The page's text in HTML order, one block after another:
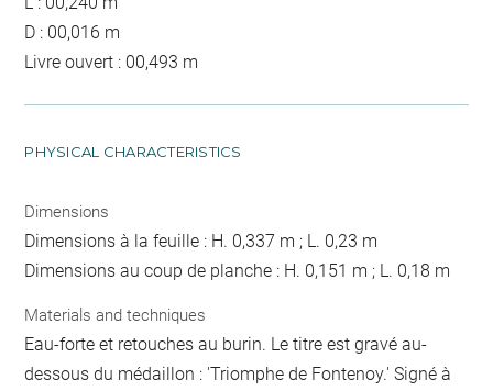
D : 00,016 m
Livre ouvert : 00,493 m
PHYSICAL CHARACTERISTICS
Dimensions
Dimensions à la feuille : H. 0,337 m ; L. 0,23 m
Dimensions au coup de planche : H. 0,151 m ; L. 0,18 m
Materials and techniques
Eau-forte et retouches au burin. Le titre est gravé au-
dessous du médaillon : 'Triomphe de Fontenoy.' Signé à